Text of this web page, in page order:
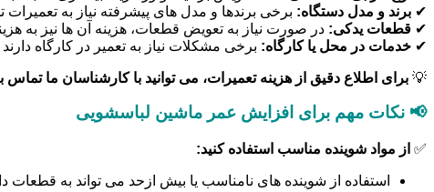
✔ برند و مدل دستگاه: برخی برندها و مدل های پیشرفته نیاز به
✔ قطعات یدکی: در صورت نیاز به تعویض قطعات، هزینه آن ها نیز به
✔ خدمات در محل یا کارگاه: برخی مشکلات نیاز به تعمیر در کارگاه
💡 برای اطلاع دقیق از هزینه تعمیرات، می توانید با کارشناسان ما تماس
📢 نکات مهم برای افزایش عمر ماشین لباسشویی
✅ از مواد شوینده مناسب استفاده کنید:
استفاده از شوینده های نامناسب یا بیش ازحد می تواند به قطعات